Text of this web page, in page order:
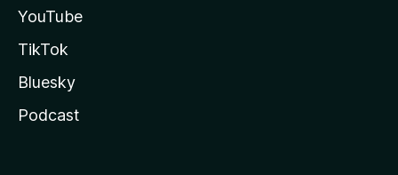
YouTube
TikTok
Bluesky
Podcast